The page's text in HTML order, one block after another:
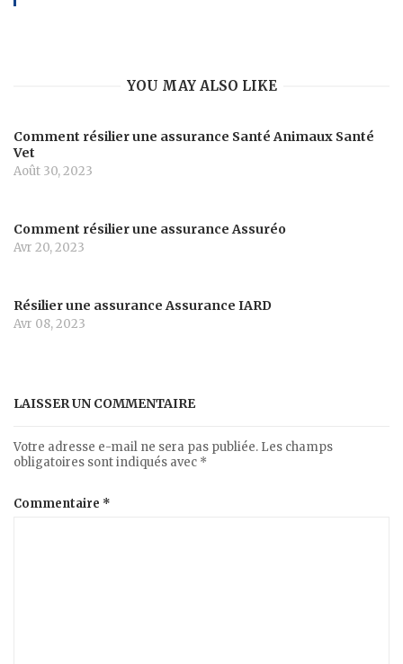
YOU MAY ALSO LIKE
Comment résilier une assurance Santé Animaux Santé
Vet
Août 30, 2023
Comment résilier une assurance Assuréo
Avr 20, 2023
Résilier une assurance Assurance IARD
Avr 08, 2023
LAISSER UN COMMENTAIRE
Votre adresse e-mail ne sera pas publiée. Les champs
obligatoires sont indiqués avec *
Commentaire *